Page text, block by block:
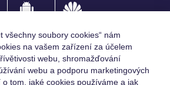
verze
všechny soubory cookies“ nám
na vašem zařízení za účelem
webu, shromažďování
webu a podporu marketingových
tom, jaké cookies používáme a jak